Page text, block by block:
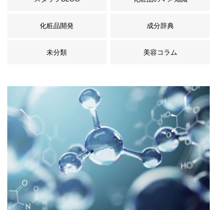
化粧品開発 成分辞典
未分類 美容コラム